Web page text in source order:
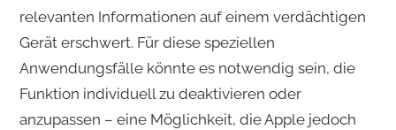
relevanten Informationen auf einem verdächtigen
Gerät erschwert. Für diese speziellen
Anwendungsfälle könnte es notwendig sein, die
Funktion individuell zu deaktivieren oder
anzupassen – eine Möglichkeit, die Apple jedoch